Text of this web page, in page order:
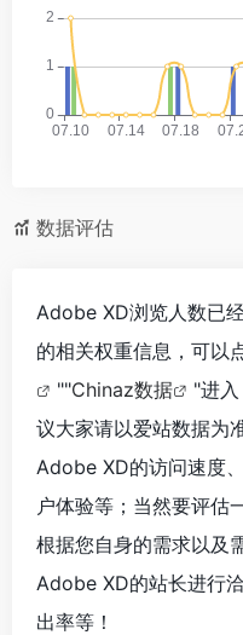
数据评估
Adobe XD浏览人数已
的相关权重信息，可以
""Chinaz数据
"进
议大家请以爱站数据为
Adobe XD的访问速度
户体验等；当然要评估
根据您自身的需求以及
Adobe XD的站长进行
出率等！